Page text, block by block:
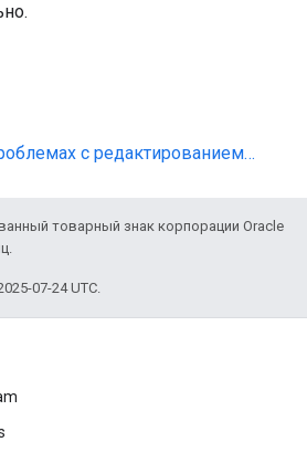
с редактированием…
товарный знак корпорации Oracle
07-24 UTC.